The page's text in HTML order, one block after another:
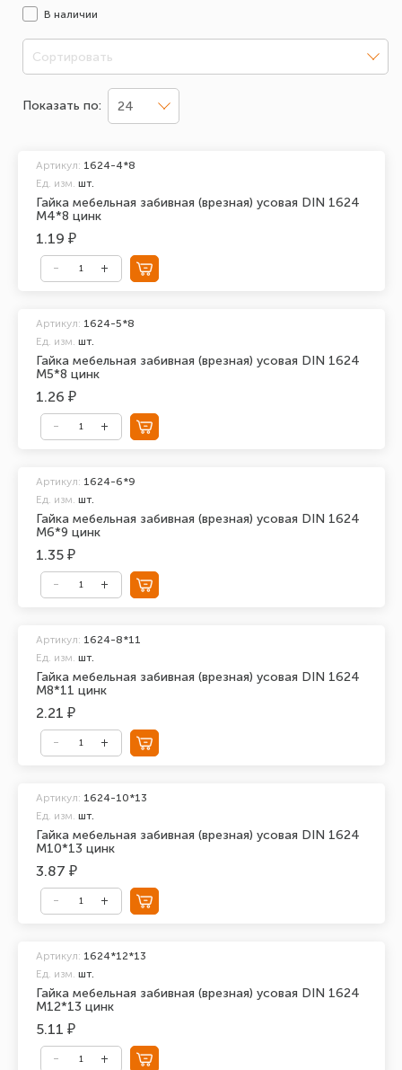
В наличии
Сортировать
Показать по: 24
Гайка мебельная забивная (врезная) усовая DIN 1624
М4*8 цинк
Артикул: 1624-4*8
Ед. изм. шт.
1.19 ₽
Гайка мебельная забивная (врезная) усовая DIN 1624
М5*8 цинк
Артикул: 1624-5*8
Ед. изм. шт.
1.26 ₽
Гайка мебельная забивная (врезная) усовая DIN 1624
М6*9 цинк
Артикул: 1624-6*9
Ед. изм. шт.
1.35 ₽
Гайка мебельная забивная (врезная) усовая DIN 1624
М8*11 цинк
Артикул: 1624-8*11
Ед. изм. шт.
2.21 ₽
Гайка мебельная забивная (врезная) усовая DIN 1624
М10*13 цинк
Артикул: 1624-10*13
Ед. изм. шт.
3.87 ₽
Гайка мебельная забивная (врезная) усовая DIN 1624
М12*13 цинк
Артикул: 1624*12*13
Ед. изм. шт.
5.11 ₽